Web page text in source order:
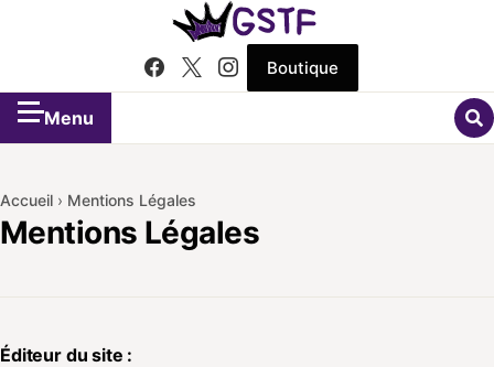
Boutique
Menu
Accueil › Mentions Légales
Mentions Légales
Éditeur du site :